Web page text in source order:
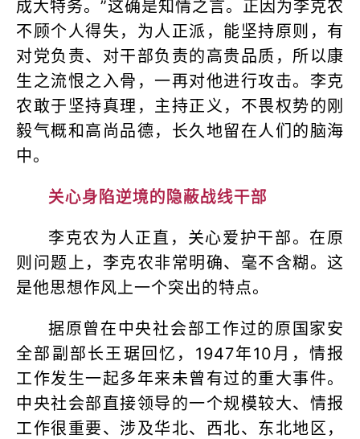
成大特务。”这确是知情之言。正因为李克农
不顾个人得失，为人正派，能坚持原则，有
对党负责、对干部负责的高贵品质，所以康
生之流恨之入骨，一再对他进行攻击。李克
农敢于坚持真理，主持正义，不畏权势的刚
毅气概和高尚品德，长久地留在人们的脑海
中。
关心身陷逆境的隐蔽战线干部
李克农为人正直，关心爱护干部。在原
则问题上，李克农非常明确、毫不含糊。这
是他思想作风上一个突出的特点。
据原曾在中央社会部工作过的原国家安
全部副部长王琚回忆，1947年10月，情报
工作发生一起多年来未曾有过的重大事件。
中央社会部直接领导的一个规模较大、情报
工作很重要、涉及华北、西北、东北地区，